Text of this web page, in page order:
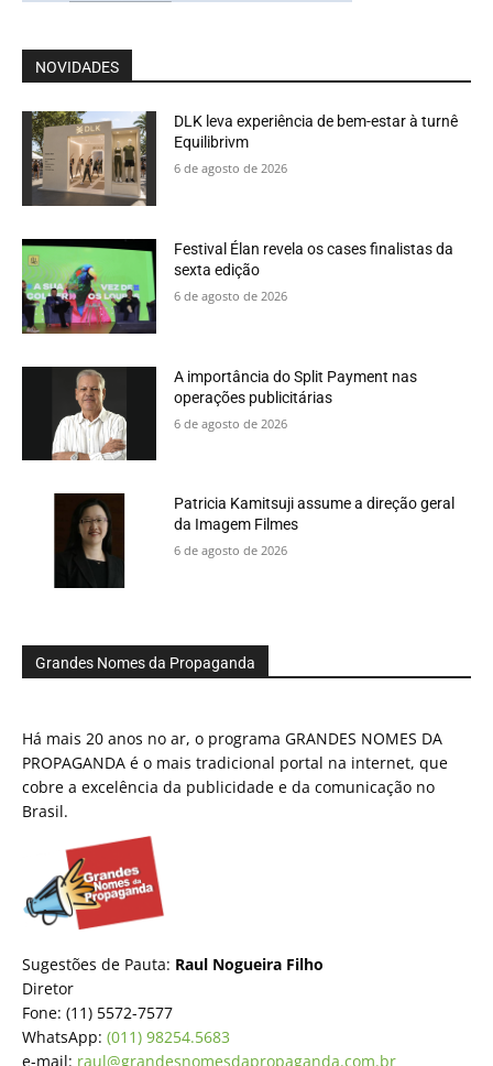
NOVIDADES
DLK leva experiência de bem-estar à turnê
Equilibrivm
6 de agosto de 2026
Festival Élan revela os cases finalistas da
sexta edição
6 de agosto de 2026
A importância do Split Payment nas
operações publicitárias
6 de agosto de 2026
Patricia Kamitsuji assume a direção geral
da Imagem Filmes
6 de agosto de 2026
Grandes Nomes da Propaganda
Há mais 20 anos no ar, o programa GRANDES NOMES DA
PROPAGANDA é o mais tradicional portal na internet, que
cobre a excelência da publicidade e da comunicação no
Brasil.
Sugestões de Pauta: Raul Nogueira Filho
Diretor
Fone: (11) 5572-7577
WhatsApp: (011) 98254.5683
e-mail: raul@grandesnomesdapropaganda.com.br